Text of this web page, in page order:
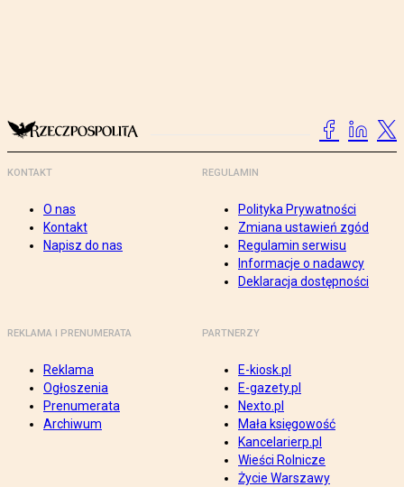
KONTAKT
O nas
Kontakt
Napisz do nas
REGULAMIN
Polityka Prywatności
Zmiana ustawień zgód
Regulamin serwisu
Informacje o nadawcy
Deklaracja dostępności
REKLAMA I PRENUMERATA
Reklama
Ogłoszenia
Prenumerata
Archiwum
PARTNERZY
E-kiosk.pl
E-gazety.pl
Nexto.pl
Mała księgowość
Kancelarierp.pl
Wieści Rolnicze
Życie Warszawy